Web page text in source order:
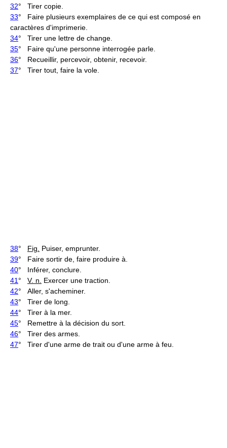
32° Tirer copie.
33° Faire plusieurs exemplaires de ce qui est composé en
caractères d'imprimerie.
34° Tirer une lettre de change.
35° Faire qu'une personne interrogée parle.
36° Recueillir, percevoir, obtenir, recevoir.
37° Tirer tout, faire la vole.
38° Fig.
Puiser, emprunter.
39° Faire sortir de, faire produire à.
40° Inférer, conclure.
41 ° V. n.
Exercer une traction.
42° Aller, s'acheminer.
43° Tirer de long.
44° Tirer à la mer.
45° Remettre à la décision du sort.
46° Tirer des armes.
47° Tirer d'une arme de trait ou d'une arme à feu.